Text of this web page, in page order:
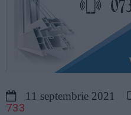
11 septembrie 2021
733